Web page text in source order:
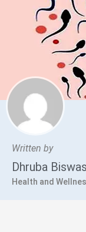
Written by
Dhruba Biswas
Health and